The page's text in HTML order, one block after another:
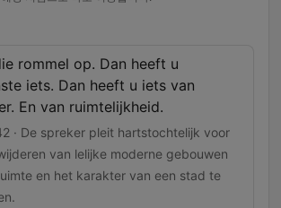
rommel op. Dan heeft u
iets. Dan heeft u iets van
En van ruimtelijkheid.
· De spreker pleit hartstochtelijk voor
van lelijke moderne gebouwen
en het karakter van een stad te